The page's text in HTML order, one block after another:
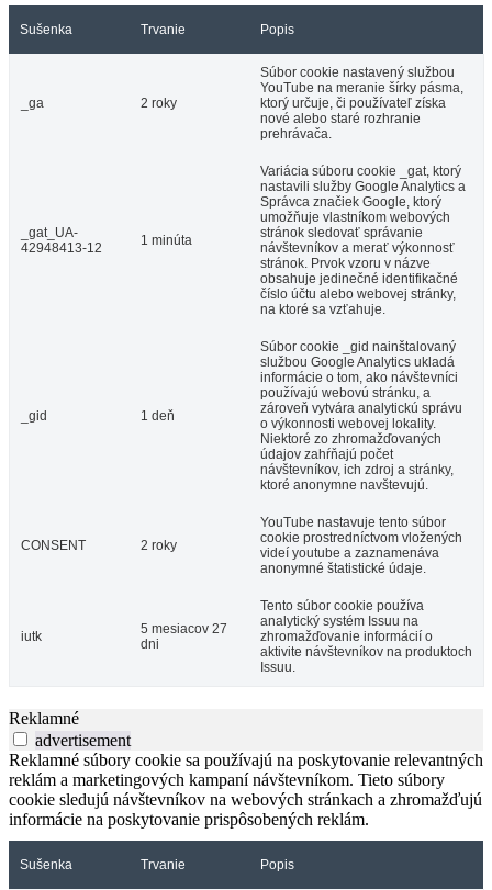
Sušenka Trvanie Popis
_ga 2 roky
Súbor cookie nastavený službou
YouTube na meranie šírky pásma,
ktorý určuje, či používateľ získa
nové alebo staré rozhranie
prehrávača.
_gat_UA-
42948413-12
1 minúta
Variácia súboru cookie _gat, ktorý
nastavili služby Google Analytics a
Správca značiek Google, ktorý
umožňuje vlastníkom webových
stránok sledovať správanie
návštevníkov a merať výkonnosť
stránok. Prvok vzoru v názve
obsahuje jedinečné identifikačné
číslo účtu alebo webovej stránky,
na ktoré sa vzťahuje.
_gid 1 deň
Súbor cookie _gid nainštalovaný
službou Google Analytics ukladá
informácie o tom, ako návštevníci
používajú webovú stránku, a
zároveň vytvára analytickú správu
o výkonnosti webovej lokality.
Niektoré zo zhromažďovaných
údajov zahŕňajú počet
návštevníkov, ich zdroj a stránky,
ktoré anonymne navštevujú.
CONSENT 2 roky
YouTube nastavuje tento súbor
cookie prostredníctvom vložených
videí youtube a zaznamenáva
anonymné štatistické údaje.
iutk
5 mesiacov 27
dni
Tento súbor cookie používa
analytický systém Issuu na
zhromažďovanie informácií o
aktivite návštevníkov na produktoch
Issuu.
Reklamné
advertisement
Reklamné súbory cookie sa používajú na poskytovanie relevantných
reklám a marketingových kampaní návštevníkom. Tieto súbory
cookie sledujú návštevníkov na webových stránkach a zhromažďujú
informácie na poskytovanie prispôsobených reklám.
Sušenka Trvanie Popis